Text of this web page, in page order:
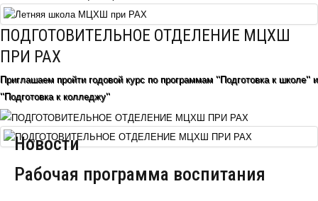
Поступающим
Подготовка
Образование
Доп. образование
Курсы повышения квалификации
Центр непрерывного образования
ПОДГОТОВИТЕЛЬНОЕ ОТДЕЛЕНИЕ МЦХШ
ПРИ РАХ
Приглашаем пройти годовой курс по программам "Подготовка к школе" и
"Подготовка к колледжу"
Новости
Рабочая программа воспитания